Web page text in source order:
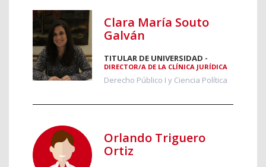
Clara María Souto
Galván
TITULAR DE UNIVERSIDAD -
DIRECTOR/A DE LA CLÍNICA JURÍDICA
Derecho Público I y Ciencia Política
Orlando Triguero
Ortiz